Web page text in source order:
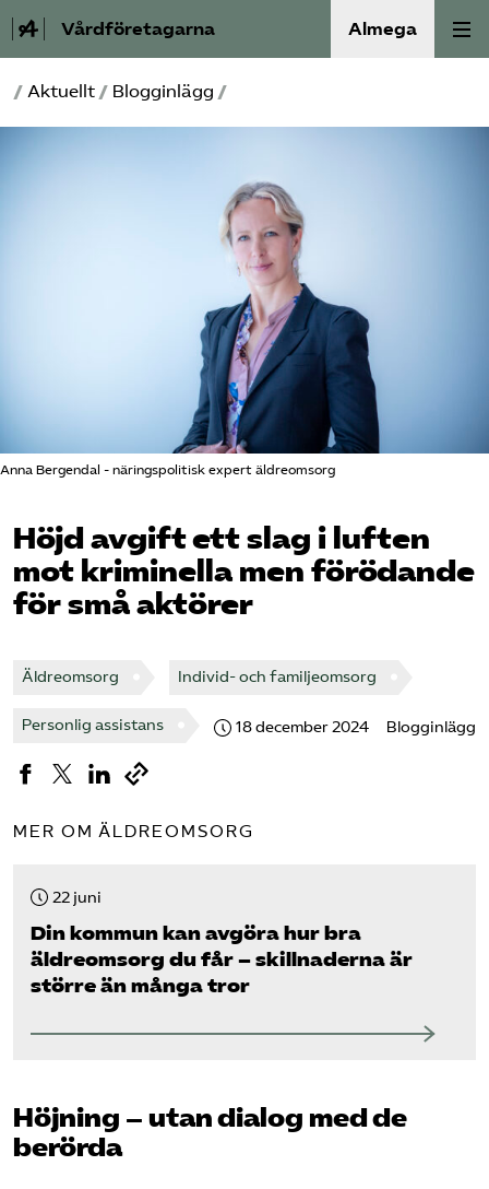
Vårdföretagarna Almega
Välfärdskriminalitet
Kontakt
Mina sidor
Logga in på Arbetsgivarguiden
Sök på vardforetagarna.se
Press
In English
/ Aktuellt / Blogginlägg /
Anna Bergendal - näringspolitisk expert äldreomsorg
Höjd avgift ett slag i luften
mot kriminella men förödande
för små aktörer
Äldreomsorg Individ- och familjeomsorg
Personlig assistans 18 december 2024 Blogginlägg
MER OM ÄLDREOMSORG
22 juni
Din kommun kan avgöra hur bra
äldreomsorg du får – skillnaderna är
större än många tror
Höjning – utan dialog med de
berörda